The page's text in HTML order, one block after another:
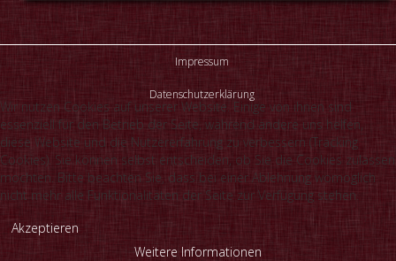
Impressum
Datenschutzerklärung
Wir nutzen Cookies auf unserer Website. Einige von ihnen sind
essenziell für den Betrieb der Seite, während andere uns helfen,
diese Website und die Nutzererfahrung zu verbessern (Tracking
Cookies). Sie können selbst entscheiden, ob Sie die Cookies zulassen
möchten. Bitte beachten Sie, dass bei einer Ablehnung womöglich
nicht mehr alle Funktionalitäten der Seite zur Verfügung stehen.
Akzeptieren
Weitere Informationen